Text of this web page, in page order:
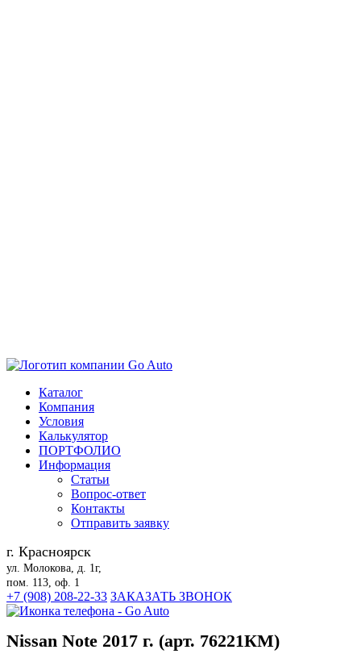
Каталог
Компания
Условия
Калькулятор
ПОРТФОЛИО
Информация
Статьи
Вопрос-ответ
Контакты
Отправить заявку
г. Красноярск
ул. Молокова, д. 1г,
пом. 113, оф. 1
+7 (908) 208-22-33 ЗАКАЗАТЬ ЗВОНОК
Nissan Note 2017 г. (арт. 76221КМ)